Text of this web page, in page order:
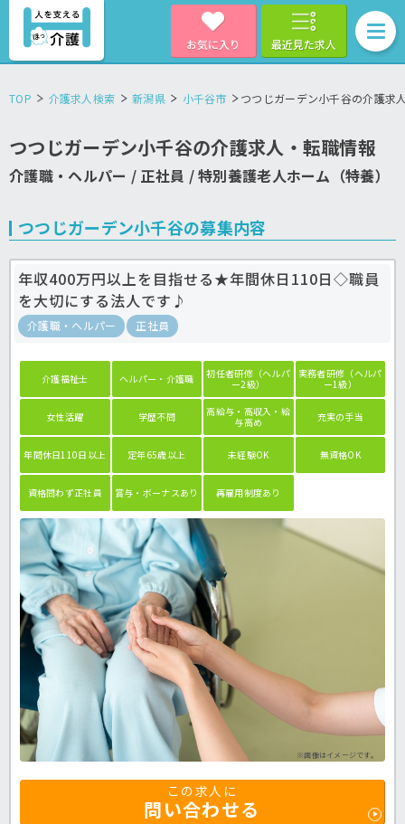
お気に入り 最近見た求人
TOP 介護求人検索 新潟県 小千谷市 つつじガーデン小千谷の介護求
つつじガーデン小千谷の介護求人・転職情報
介護職・ヘルパー / 正社員 / 特別養護老人ホーム（特養）
つつじガーデン小千谷の募集内容
年収400万円以上を目指せる★年間休日110日◇職員
を大切にする法人です♪
介護職・ヘルパー 正社員
介護福祉士 ヘルパー・介護職
初任者研修（ヘルパ
ー2級）
実務者研修（ヘルパ
ー1級）
女性活躍 学歴不問
高給与・高収入・給
与高め
充実の手当
年間休日110日以上 定年65歳以上 未経験OK 無資格OK
資格問わず正社員 賞与・ボーナスあり 再雇用制度あり
※画像はイメージです。
この求人に
問い合わせる